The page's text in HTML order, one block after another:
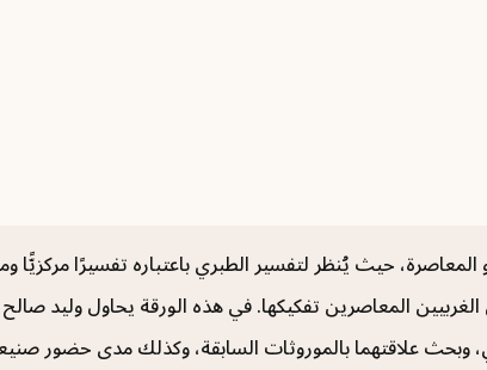
حيث يُنظر لتفسير الطبري باعتباره تفسيرًا مركزيًّا
الغربيين المعاصرين تفكيكها. في هذه الورقة يحاول وليد
وبحث علاقتهما بالموروثات السابقة، وكذلك مدى حضور